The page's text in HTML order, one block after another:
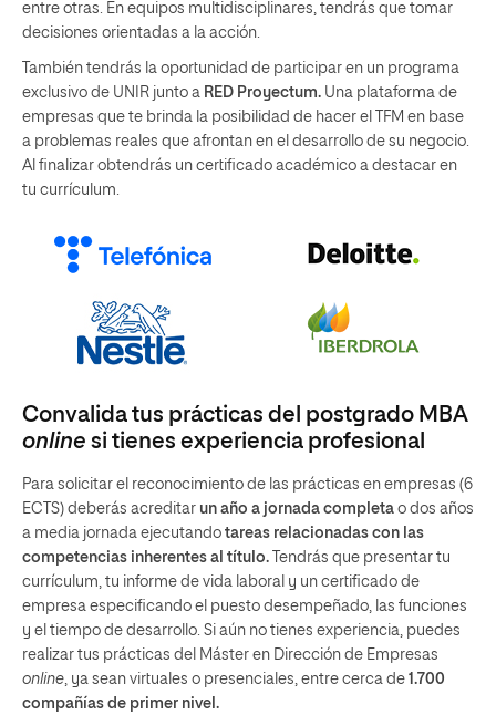
entre otras. En equipos multidisciplinares, tendrás que tomar
decisiones orientadas a la acción.
También tendrás la oportunidad de participar en un programa
exclusivo de UNIR junto a RED Proyectum. Una plataforma de
empresas que te brinda la posibilidad de hacer el TFM en base
a problemas reales que afrontan en el desarrollo de su negocio.
Al finalizar obtendrás un certificado académico a destacar en
tu currículum.
Convalida tus prácticas del postgrado MBA
online si tienes experiencia profesional
Para solicitar el reconocimiento de las prácticas en empresas (6
ECTS) deberás acreditar un año a jornada completa o dos años
a media jornada ejecutando tareas relacionadas con las
competencias inherentes al título. Tendrás que presentar tu
currículum, tu informe de vida laboral y un certificado de
empresa especificando el puesto desempeñado, las funciones
y el tiempo de desarrollo. Si aún no tienes experiencia, puedes
realizar tus prácticas del Máster en Dirección de Empresas
online, ya sean virtuales o presenciales, entre cerca de 1.700
compañías de primer nivel.